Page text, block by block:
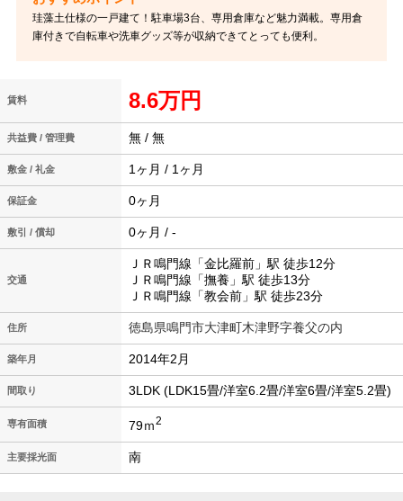
珪藻土仕様の一戸建て！駐車場3台、専用倉庫など魅力満載。専用倉
庫付きで自転車や洗車グッズ等が収納できてとっても便利。
賃料 8.6万円
共益費 / 管理費 無 / 無
敷金 / 礼金 1ヶ月 / 1ヶ月
保証金 0ヶ月
敷引 / 償却 0ヶ月 / -
交通
ＪＲ鳴門線「金比羅前」駅 徒歩12分
ＪＲ鳴門線「撫養」駅 徒歩13分
ＪＲ鳴門線「教会前」駅 徒歩23分
住所 徳島県鳴門市大津町木津野字養父の内
築年月 2014年2月
間取り 3LDK (LDK15畳/洋室6.2畳/洋室6畳/洋室5.2畳)
専有面積 79ｍ2
主要採光面 南